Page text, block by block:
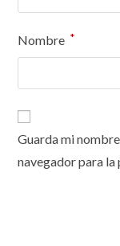
Nombre *
Guarda mi
navegador para la